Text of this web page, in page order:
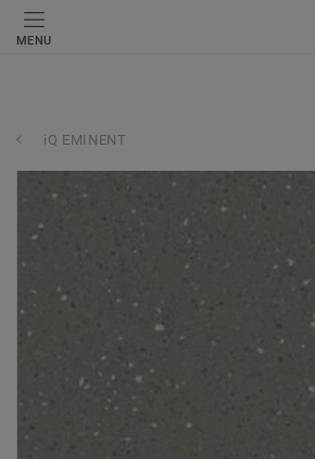
MENU
iQ EMINENT